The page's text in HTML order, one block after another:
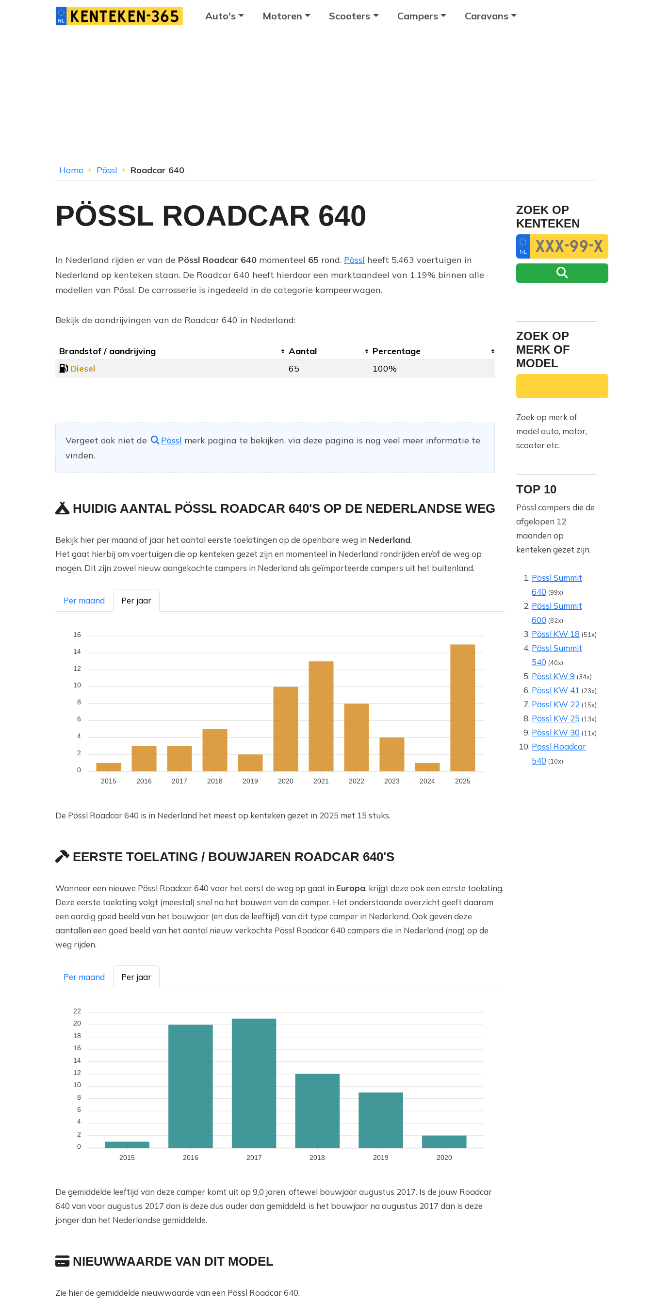
Auto's Motoren Scooters Campers Caravans
Home Pössl Roadcar 640
PÖSSL ROADCAR 640
In Nederland rijden er van de Pössl Roadcar 640 momenteel 65 rond. Pössl heeft 5.463 voertuigen in
Nederland op kenteken staan. De Roadcar 640 heeft hierdoor een marktaandeel van 1.19% binnen alle
modellen van Pössl. De carrosserie is ingedeeld in de categorie kampeerwagen.
Bekijk de aandrijvingen van de Roadcar 640 in Nederland:
Brandstof / aandrijving Aantal
Percentage
Diesel
65 100%
Vergeet ook niet de Pössl merk pagina te bekijken, via deze pagina is nog veel meer informatie te
vinden.
HUIDIG AANTAL PÖSSL ROADCAR 640'S OP DE NEDERLANDSE WEG
Bekijk hier per maand of jaar het aantal eerste toelatingen op de openbare weg in Nederland.
Het gaat hierbij om voertuigen die op kenteken gezet zijn en momenteel in Nederland rondrijden en/of de weg op
mogen. Dit zijn zowel nieuw aangekochte campers in Nederland als geïmporteerde campers uit het buitenland.
Per maand Per jaar
16
14
12
10
8
6
4
2
0
2015
2016 2017 2018 2019 2020 2021 2022 2023 2024 2025
De Pössl Roadcar 640 is in Nederland het meest op kenteken gezet in 2025 met 15 stuks.
EERSTE TOELATING / BOUWJAREN ROADCAR 640'S
Wanneer een nieuwe Pössl Roadcar 640 voor het eerst de weg op gaat in Europa, krijgt deze ook een eerste toelating.
Deze eerste toelating volgt (meestal) snel na het bouwen van de camper. Het onderstaande overzicht geeft daarom
een aardig goed beeld van het bouwjaar (en dus de leeftijd) van dit type camper in Nederland. Ook geven deze
aantallen een goed beeld van het aantal nieuw verkochte Pössl Roadcar 640 campers die in Nederland (nog) op de
weg rijden.
Per maand Per jaar
22
20
18
16
14
12
10
8
6
4
2
0
2015
2016 2017 2018 2019 2020
De gemiddelde leeftijd van deze camper komt uit op 9,0 jaren, oftewel bouwjaar augustus 2017. Is de jouw Roadcar
640 van voor augustus 2017 dan is deze dus ouder dan gemiddeld, is het bouwjaar na augustus 2017 dan is deze
jonger dan het Nederlandse gemiddelde.
NIEUWWAARDE VAN DIT MODEL
Zie hier de gemiddelde nieuwwaarde van een Pössl Roadcar 640.
ZOEK OP
KENTEKEN
NL
ZOEK OP
MERK OF
MODEL
Zoek op merk of
model auto, motor,
scooter etc.
TOP 10
Pössl campers die de
afgelopen 12
maanden op
kenteken gezet zijn.
Pössl Summit
640 (99x)
Pössl Summit
600 (82x)
Pössl KW 18 (51x)
Pössl Summit
540 (40x)
Pössl KW 9 (34x)
Pössl KW 41 (23x)
Pössl KW 22 (15x)
Pössl KW 25 (13x)
Pössl KW 30 (11x)
Pössl Roadcar
540 (10x)